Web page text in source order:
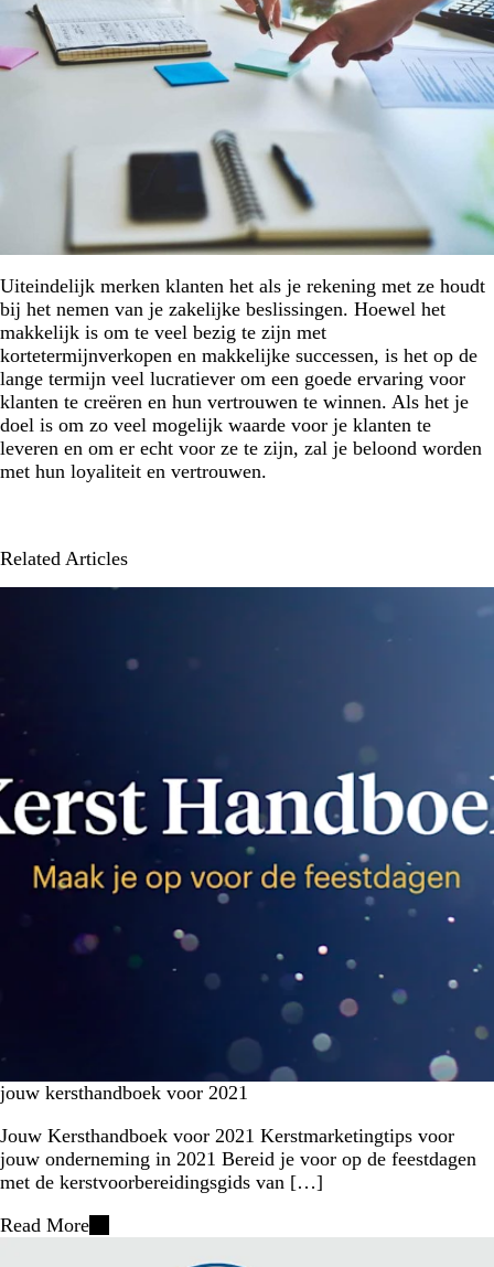
Uiteindelijk merken klanten het als je rekening met ze houdt
bij het nemen van je zakelijke beslissingen. Hoewel het
makkelijk is om te veel bezig te zijn met
kortetermijnverkopen en makkelijke successen, is het op de
lange termijn veel lucratiever om een goede ervaring voor
klanten te creëren en hun vertrouwen te winnen. Als het je
doel is om zo veel mogelijk waarde voor je klanten te
leveren en om er echt voor ze te zijn, zal je beloond worden
met hun loyaliteit en vertrouwen.
Related Articles
jouw kersthandboek voor 2021
Jouw Kersthandboek voor 2021 Kerstmarketingtips voor
jouw onderneming in 2021 Bereid je voor op de feestdagen
met de kerstvoorbereidingsgids van […]
Read More